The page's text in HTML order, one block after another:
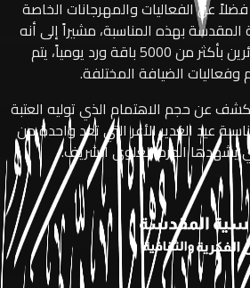
فضلاً عن الفعاليات والمهرجانات الخاصة
المقدسة بهذه المناسبة، مشيراً إلى أنه
يتم تجهيز قسم مضيف الزائرين بأكثر من 5000 باقة ورد يومياً، يتم
الضيافة المختلفة.
عن حجم الاهتمام الذي توليه العتبة
عيد الغدير الأغر التي تعد واحدة من
يشهدها الحرم العلوي الشريف.